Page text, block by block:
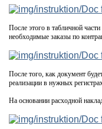
После этого в табличной
необходимые заказы по
После того, как документ
реализации в нужных
На основании расходной